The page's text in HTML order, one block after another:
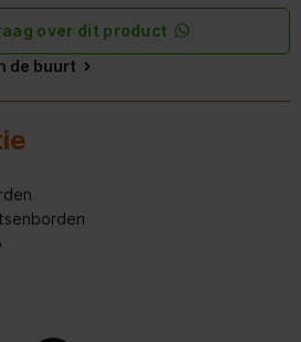
over dit product
de buurt